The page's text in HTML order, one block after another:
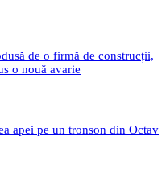
de o firmă de construcții,
o nouă avarie
apei pe un tronson din Octav